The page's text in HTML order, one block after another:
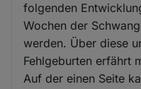
folgenden
Wochen der
werden. Über diese
Fehlgeburten erfährt
Auf der einen Seite